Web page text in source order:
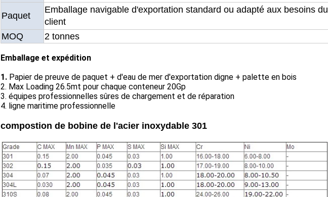
Paquet
Emballage navigable d'exportation standard ou adapté aux besoins du
client
MOQ
2 tonnes
Emballage et expédition
1. Papier de preuve de paquet + d'eau de mer d'exportation digne + palette en bois
2. Max Loading 26.5mt pour chaque conteneur 20Gp
3. équipes professionnelles sûres de chargement et de réparation
4. ligne maritime professionnelle
compostion de bobine de l'acier inoxydable 301